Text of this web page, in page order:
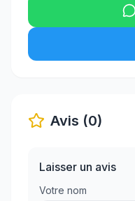
Avis (0)
Laisser un avis
Votre nom